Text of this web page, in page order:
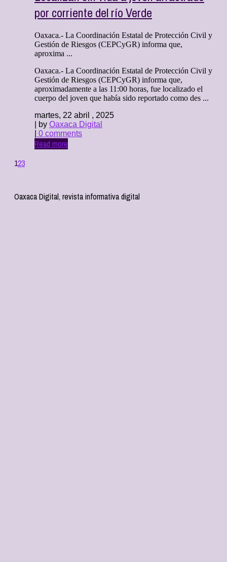
por corriente del río Verde
Oaxaca.- La Coordinación Estatal de Protección Civil y
Gestión de Riesgos (CEPCyGR) informa que,
aproxima ...
Oaxaca.- La Coordinación Estatal de Protección Civil y
Gestión de Riesgos (CEPCyGR) informa que,
aproximadamente a las 11:00 horas, fue localizado el
cuerpo del joven que había sido reportado como des ...
martes, 22 abril , 2025
| by Oaxaca Digital
0 comments
Read more
123
Oaxaca Digital, revista informativa digital